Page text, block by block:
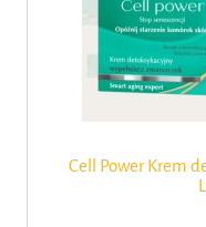
Cell Power Krem